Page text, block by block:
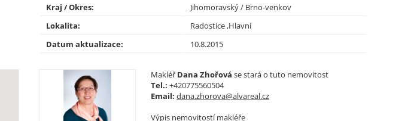
Kraj / Okres:
Jihomoravský / Brno-venkov
Lokalita:
Radostice ,Hlavní
Datum aktualizace:
10.8.2015
Makléř Dana Zhořová se stará o tuto nemovitost
Tel.: +420775560504
Email: dana.zhorova@alvareal.cz
Výpis nemovitostí makléře